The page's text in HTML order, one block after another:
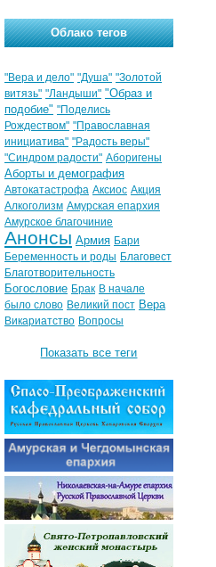
Облако тегов
"Вера и дело" "Душа" "Золотой
витязь" "Ландыши" "Образ и
подобие" "Поделись
Рождеством" "Православная
инициатива" "Радость веры"
"Синдром радости" Аборигены
Аборты и демография
Автокатастрофа Аксиос Акция
Алкоголизм Амурская епархия
Амурское благочиние
Анонсы Армия Бари
Беременность и роды Благовест
Благотворительность
Богословие Брак В начале
было слово Великий пост Вера
Викариатство Вопросы
Показать все теги